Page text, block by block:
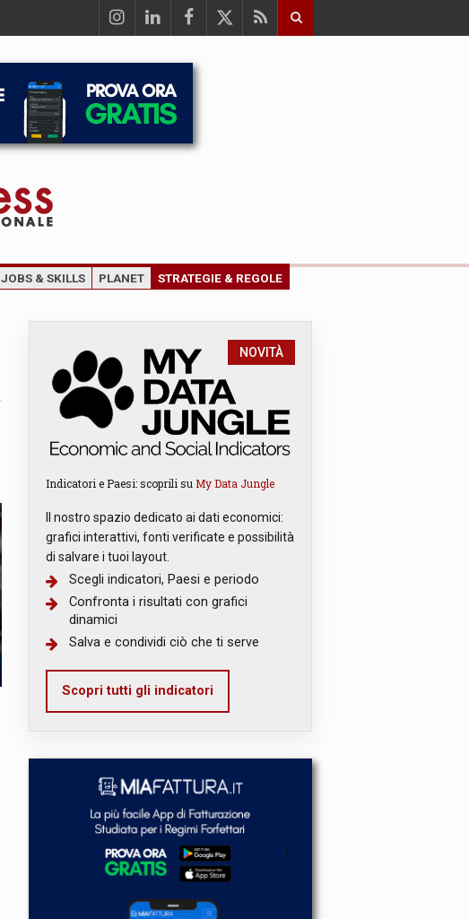
JOBS & SKILLS PLANET STRATEGIE & REGOLE
NOVITÀ
Indicatori e Paesi: scoprili su My Data Jungle
Il nostro spazio dedicato ai dati economici:
grafici interattivi, fonti verificate e possibilità
di salvare i tuoi layout.
Scegli indicatori, Paesi e periodo
Confronta i risultati con grafici
dinamici
Salva e condividi ciò che ti serve
Scopri tutti gli indicatori